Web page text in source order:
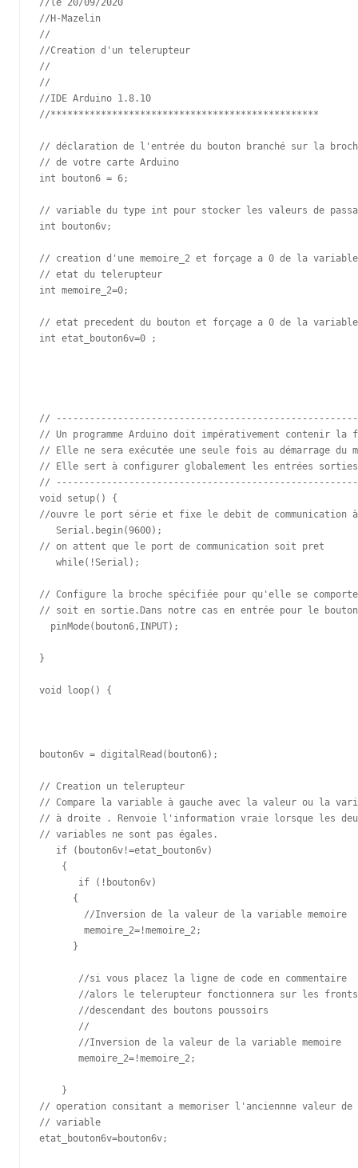
//H-Mazelin
//
//Creation d'un telerupteur
//
//
//IDE Arduino 1.8.10
//************************************************
// déclaration de l'entrée du bouton branché sur la
// de votre carte Arduino
int bouton6 = 6;
// variable du type int pour stocker les valeurs de
int bouton6v;
// creation d'une memoire_2 et forçage a 0 de la
// etat du telerupteur
int memoire_2=0;
// etat precedent du bouton et forçage a 0 de la
int etat_bouton6v=0 ;
//
// Un programme Arduino doit impérativement contenir la
// Elle ne sera exécutée une seule fois au démarrage du
// Elle sert à configurer globalement les entrées sorties
//
void setup() {
//ouvre le port série et fixe le debit de communication à
   Serial.begin(9600);
// on attent que le port de communication soit pret
   while(!Serial);
// Configure la broche spécifiée pour qu'elle se
// soit en sortie.Dans notre cas en entrée pour le
  pinMode(bouton6,INPUT);
}
void loop() {
bouton6v = digitalRead(bouton6);
// Creation un telerupteur
// Compare la variable à gauche avec la valeur ou la
// à droite . Renvoie l'information vraie lorsque les
// variables ne sont pas égales.
   if (bouton6v!=etat_bouton6v)
    {
       if (!bouton6v)
      {
        //Inversion de la valeur de la variable memoire
        memoire_2=!memoire_2;
      }
       //si vous placez la ligne de code en commentaire
       //alors le telerupteur fonctionnera sur les fronts
       //descendant des boutons poussoirs
       //
       //Inversion de la valeur de la variable memoire
       memoire_2=!memoire_2;
    }
// operation consitant a memoriser l'anciennne valeur
// variable
etat_bouton6v=bouton6v;